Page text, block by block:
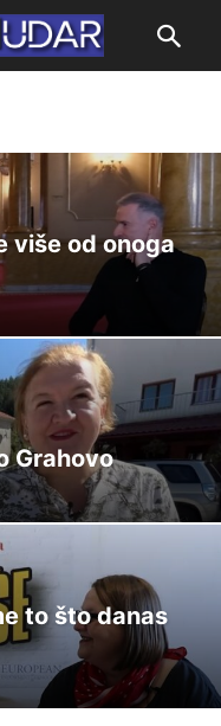
više od onoga
Grahovo
to što danas